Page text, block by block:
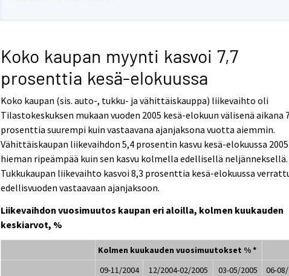
Koko kaupan myynti kasvoi 7,7
prosenttia kesä-elokuussa
Koko kaupan (sis. auto-, tukku- ja vähittäiskauppa) liikevaihto oli
Tilastokeskuksen mukaan vuoden 2005 kesä-elokuun välisenä aikana
prosenttia suurempi kuin vastaavana ajanjaksona vuotta aiemmin.
Vähittäiskaupan liikevaihdon 5,4 prosentin kasvu kesä-elokuussa
hieman ripeämpää kuin sen kasvu kolmella edellisellä neljänneksellä.
Tukkukaupan liikevaihto kasvoi 8,3 prosenttia kesä-elokuussa
edellisvuoden vastaavaan ajanjaksoon.
Liikevaihdon vuosimuutos kaupan eri aloilla, kolmen kuukauden
keskiarvot, %
Kolmen kuukauden vuosimuutokset % *
09-11/2004
12/2004-02/2005 03-05/2005
06-